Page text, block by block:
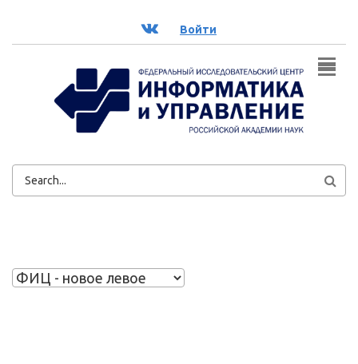
ВК Войти
ФОРМА